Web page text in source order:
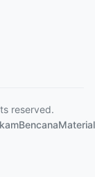
reserved.
BencanaMaterial